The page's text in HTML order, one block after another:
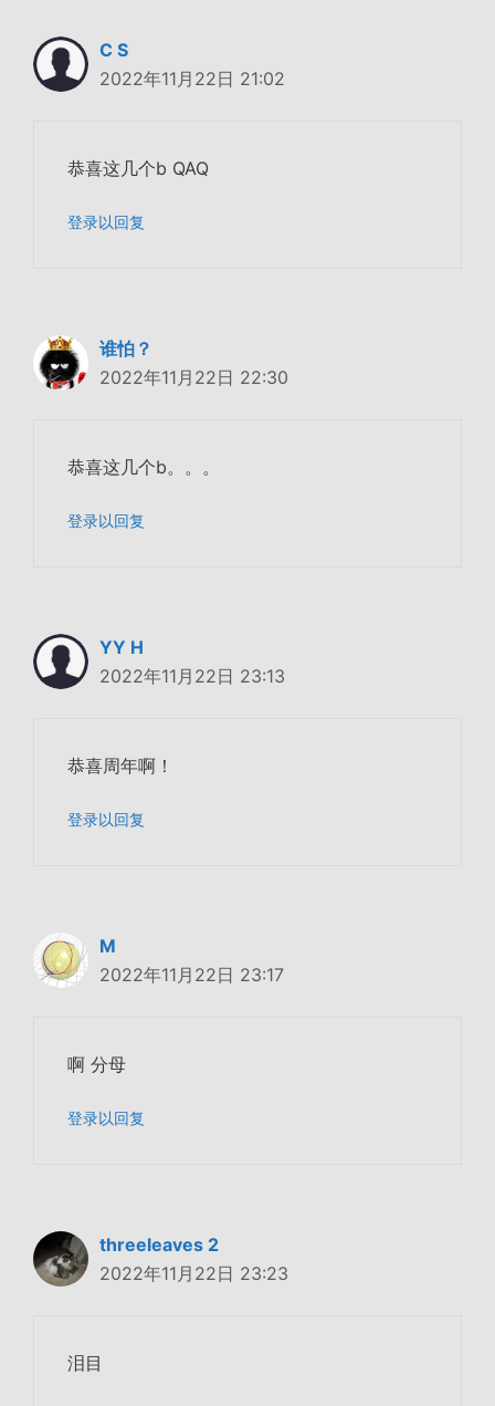
C S
2022年11月22日 21:02
恭喜这几个b QAQ
登录以回复
谁怕？
2022年11月22日 22:30
恭喜这几个b。。。
登录以回复
YY H
2022年11月22日 23:13
恭喜周年啊！
登录以回复
M
2022年11月22日 23:17
啊 分母
登录以回复
threeleaves 2
2022年11月22日 23:23
泪目